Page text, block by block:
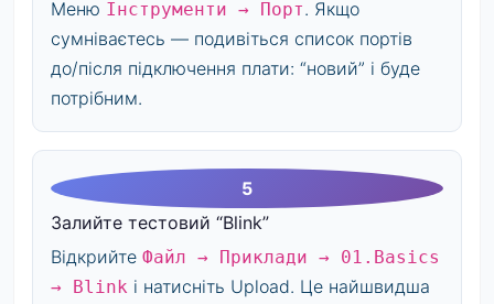
Меню Інструменти → Порт. Якщо
сумніваєтесь — подивіться список портів
до/після підключення плати: “новий” і буде
потрібним.
Залийте тестовий “Blink”
Відкрийте Файл → Приклади → 01.Basics
→ Blink і натисніть Upload. Це найшвидша